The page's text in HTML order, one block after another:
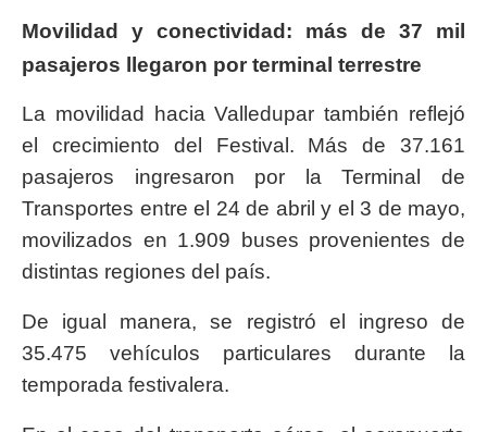
Movilidad y conectividad: más de 37 mil
pasajeros llegaron por terminal terrestre
La movilidad hacia Valledupar también reflejó
el crecimiento del Festival. Más de 37.161
pasajeros ingresaron por la Terminal de
Transportes entre el 24 de abril y el 3 de mayo,
movilizados en 1.909 buses provenientes de
distintas regiones del país.
De igual manera, se registró el ingreso de
35.475 vehículos particulares durante la
temporada festivalera.